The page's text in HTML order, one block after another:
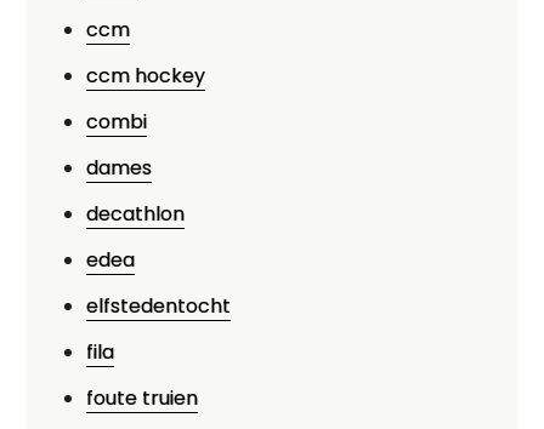
ccm
ccm hockey
combi
dames
decathlon
edea
elfstedentocht
fila
foute truien